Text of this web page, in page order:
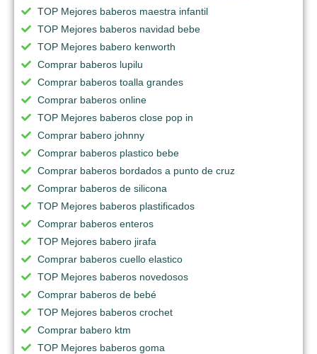
TOP Mejores baberos maestra infantil
TOP Mejores baberos navidad bebe
TOP Mejores babero kenworth
Comprar baberos lupilu
Comprar baberos toalla grandes
Comprar baberos online
TOP Mejores baberos close pop in
Comprar babero johnny
Comprar baberos plastico bebe
Comprar baberos bordados a punto de cruz
Comprar baberos de silicona
TOP Mejores baberos plastificados
Comprar baberos enteros
TOP Mejores babero jirafa
Comprar baberos cuello elastico
TOP Mejores baberos novedosos
Comprar baberos de bebé
TOP Mejores baberos crochet
Comprar babero ktm
TOP Mejores baberos goma